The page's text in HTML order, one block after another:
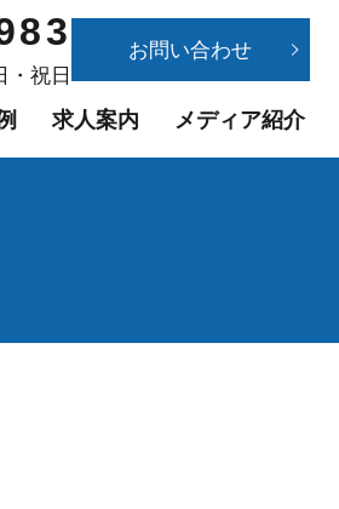
求人案内 メディア紹介
・祝日
お問い合わせ